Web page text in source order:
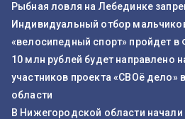
Рыбная ловля на Лебединке
Индивидуальный отбор
«велосипедный спорт» пройдет
10 млн рублей будет направлено
участников проекта «СВОё дело»
области
В Нижегородской области начали